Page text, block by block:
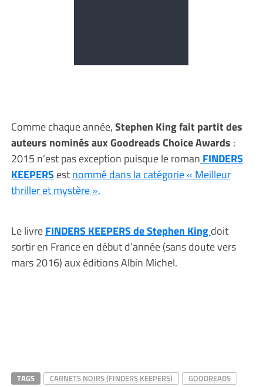
Comme chaque année,Stephen King fait partit des
auteurs nominés aux Goodreads Choice Awards :
2015 n’est pas exception puisque le roman FINDERS
KEEPERSestnommé dans la catégorie « Meilleur
thriller et mystère ».
Le livreFINDERS KEEPERS de Stephen Kingdoit
sortir en France en début d’année (sans doute vers
mars 2016) aux éditions Albin Michel.
TAGS CARNETS NOIRS (FINDERS KEEPERS) GOODREADS